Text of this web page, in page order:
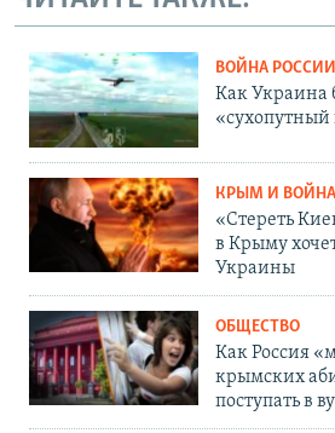
ВОЙНА
Как Украина
КРЫМ И ВОЙНА
«Стереть
в Крыму
Украины
ОБЩЕСТВО
Как Россия
крымских
поступать в